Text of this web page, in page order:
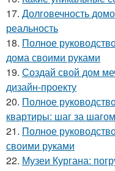
17. Долговечность
реальность
18. Полное
дома своими руками
19. Создай свой дом
дизайн-проекту
20. Полное
квартиры: шаг за шагом
21. Полное
своими руками
22. Музеи Кургана: